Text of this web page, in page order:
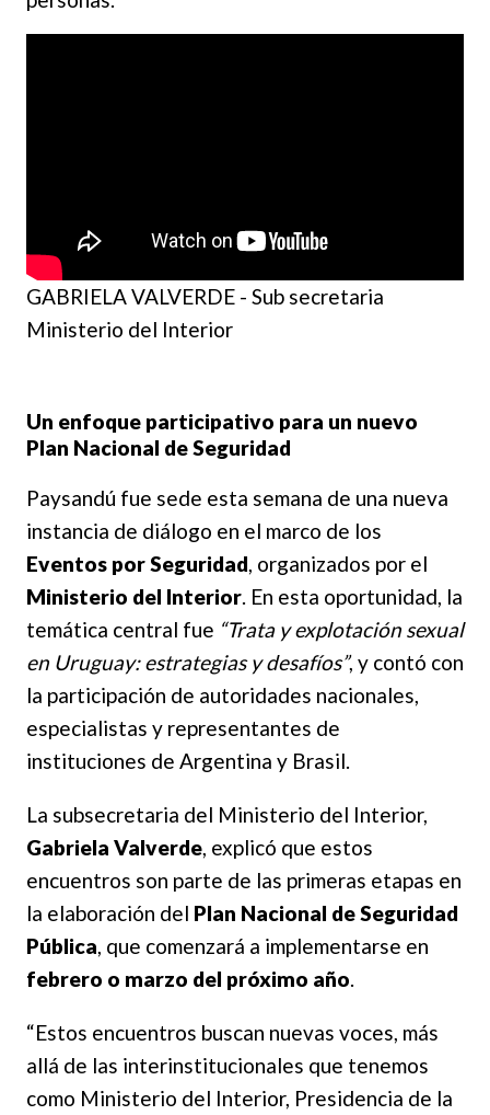
GABRIELA VALVERDE - Sub secretaria
Ministerio del Interior
Un enfoque participativo para un nuevo
Plan Nacional de Seguridad
Paysandú fue sede esta semana de una nueva
instancia de diálogo en el marco de los
Eventos por Seguridad, organizados por el
Ministerio del Interior. En esta oportunidad, la
temática central fue “Trata y explotación sexual
en Uruguay: estrategias y desafíos”, y contó con
la participación de autoridades nacionales,
especialistas y representantes de
instituciones de Argentina y Brasil.
La subsecretaria del Ministerio del Interior,
Gabriela Valverde, explicó que estos
encuentros son parte de las primeras etapas en
la elaboración del Plan Nacional de Seguridad
Pública, que comenzará a implementarse en
febrero o marzo del próximo año.
“Estos encuentros buscan nuevas voces, más
allá de las interinstitucionales que tenemos
como Ministerio del Interior, Presidencia de la